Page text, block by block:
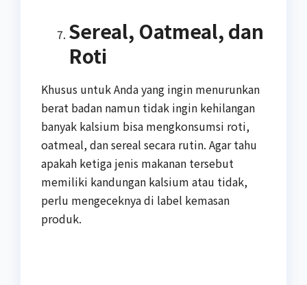
Sereal, Oatmeal, dan
Roti
Khusus untuk Anda yang ingin menurunkan
berat badan namun tidak ingin kehilangan
banyak kalsium bisa mengkonsumsi roti,
oatmeal, dan sereal secara rutin. Agar tahu
apakah ketiga jenis makanan tersebut
memiliki kandungan kalsium atau tidak,
perlu mengeceknya di label kemasan
produk.